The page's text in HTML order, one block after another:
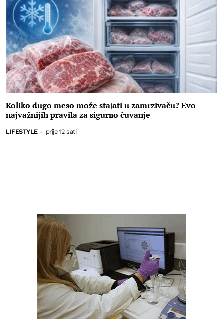
Koliko dugo meso može stajati u zamrzivaču? Evo
najvažnijih pravila za sigurno čuvanje
LIFESTYLE - prije 12 sati